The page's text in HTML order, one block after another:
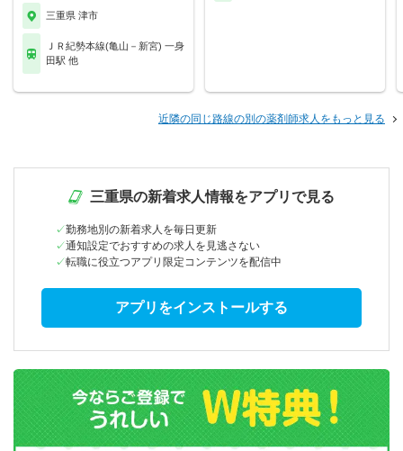
三重県 津市
ＪＲ紀勢本線(亀山－新宮) 一身
田駅 他
近隣の同じ路線の別の薬剤師求人をもっと見る
三重県の新着求人情報をアプリで見る
勤務地別の新着求人を毎日更新
通知設定でおすすめの求人を見逃さない
転職に役立つアプリ限定コンテンツを配信中
アプリをインストールする